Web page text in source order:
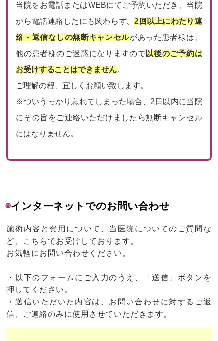
当院をお電話またはWEBにてご予約いただき、当院
から電話連絡したにも関わらず、2回以上にわたり連
絡・返信なしの無断キャンセルがあった患者様は、
他の患者様のご迷惑になりますので以後のご予約は
お受けすることはできません。
ご理解の程、宜しくお願い致します。
※ついうっかり忘れてしまった場合、2日以内に当院
にその旨をご連絡いただけましたら無断キャンセル
にはなりません。
◉インターネットでのお問い合わせ
施術内容と費用について、当医院についてのご質問な
ど、こちらでお受けしております。
お気軽にお問い合わせください。
・以下のフォームにご入力のうえ、「送信」ボタンを
押してください。
・送信いただいた内容は、お問い合わせに対するご返
信、ご連絡のみに使用させていただきます。